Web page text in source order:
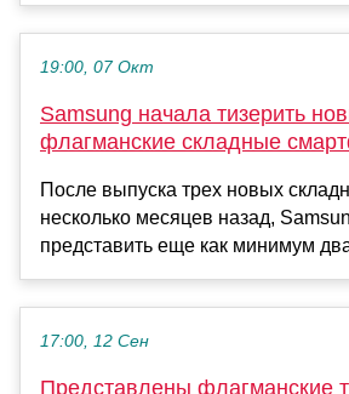
19:00, 07 Окт
Samsung начала тизерить
флагманские складные
После выпуска трех новых
несколько месяцев назад,
представить еще как минимум
17:00, 12 Сен
Представлены флагманские